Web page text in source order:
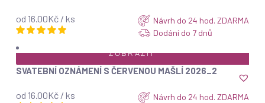
od 16.00Kč / ks
Návrh do 24 hod. ZDARMA
Dodání do 7 dnů
ZOBRAZIT
SVATEBNÍ OZNÁMENÍ S ČERVENOU MAŠLÍ 2026_2
od 16.00Kč / ks
Návrh do 24 hod. ZDARMA